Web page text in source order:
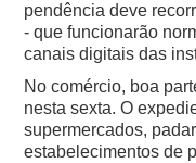
pendência deve
- que funcionarão
canais digitais das
No comércio, boa
nesta sexta. O
supermercados,
estabelecimentos de